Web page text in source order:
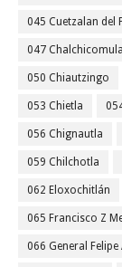
045 Cuetzalan del
047
050 Chiautzingo
053 Chietla
056 Chignautla
059 Chilchotla
062 Eloxochitlán
065 Francisco Z
066 General Felipe